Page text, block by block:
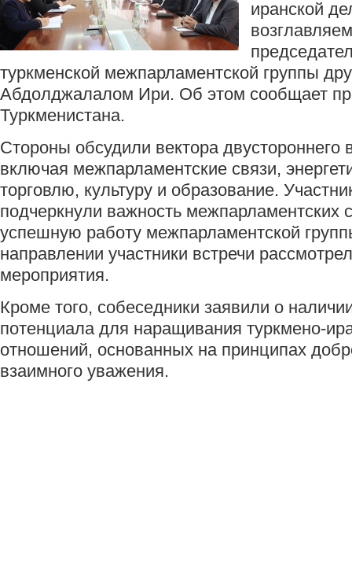
иранской
туркменской межпарламентской группы
Абдолджалалом Ири. Об этом сообщает
Туркменистана.
Стороны обсудили вектора двустороннего
включая межпарламентские связи,
торговлю, культуру и образование.
подчеркнули важность межпарламентских
успешную работу межпарламентской
направлении участники встречи
мероприятия.
Кроме того, собеседники заявили о
потенциала для наращивания туркмено-
отношений, основанных на принципах
взаимного уважения.